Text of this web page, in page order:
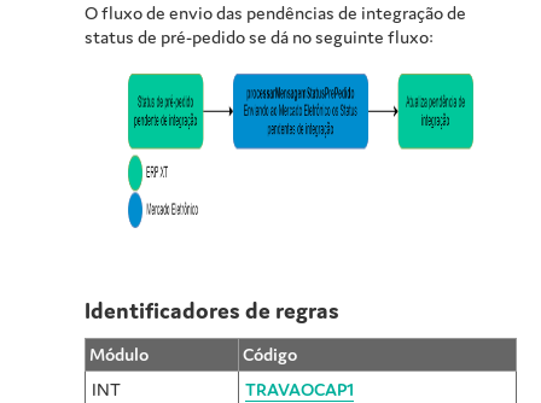
O fluxo de envio das pendências de integração de
status de pré-pedido se dá no seguinte fluxo:
Identificadores de regras
Módulo
Código
INT
TRAVAOCAP1